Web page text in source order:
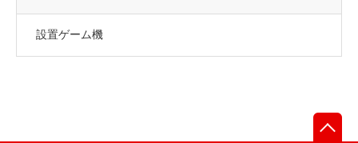
設置ゲーム機